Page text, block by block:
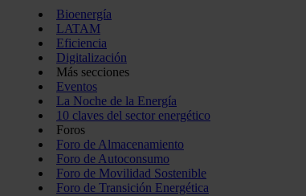
Bioenergía
LATAM
Eficiencia
Digitalización
Más secciones
Eventos
La Noche de la Energía
10 claves del sector energético
Foros
Foro de Almacenamiento
Foro de Autoconsumo
Foro de Movilidad Sostenible
Foro de Transición Energética